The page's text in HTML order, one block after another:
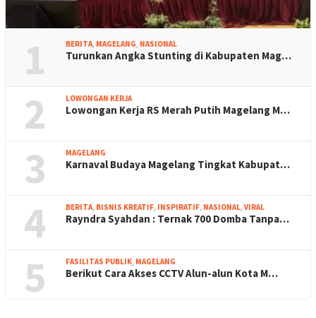
1 BERITA MAGELANG NASIONAL
Turunkan Angka Stunting di Kabupaten Mag…
2 LOWONGAN KERJA
Lowongan Kerja RS Merah Putih Magelang M…
3 MAGELANG
Karnaval Budaya Magelang Tingkat Kabupat…
4 BERITA BISNIS KREATIF INSPIRATIF NASIONAL VIRAL
Rayndra Syahdan : Ternak 700 Domba Tanpa…
5 FASILITAS PUBLIK MAGELANG
Berikut Cara Akses CCTV Alun-alun Kota M…